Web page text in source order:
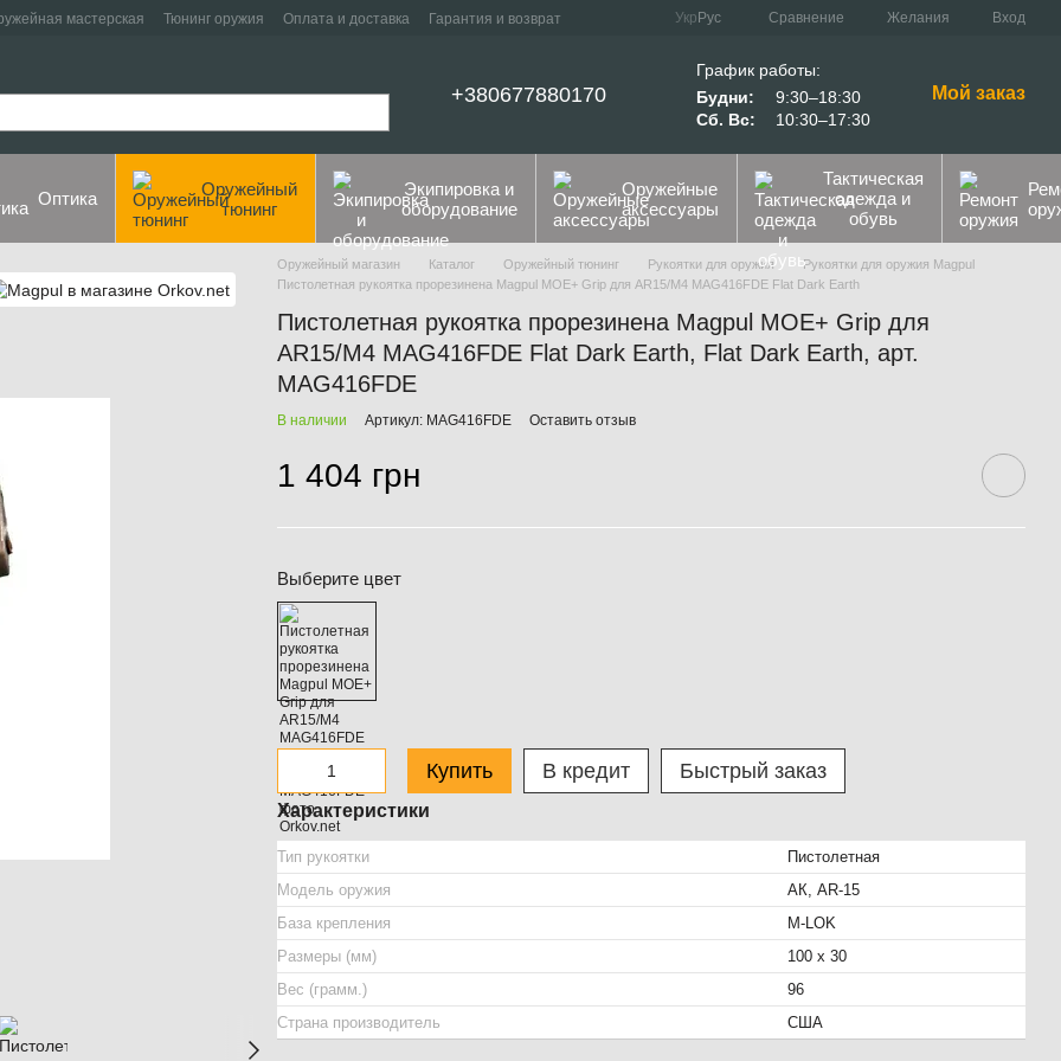
мастерская Тюнинг оружия Оплата и доставка
Гарантия и возврат
Укр Рус Сравнение Желания Вход
+380677880170
График работы:
Будни:
9:30–18:30
Сб. Вс:
10:30–17:30
Мой заказ
Оптика
Оружейный
тюнинг
Экипировка и
оборудование
Оружейные
аксессуары
Тактическая
одежда и
обувь
Оружейный магазин Каталог Оружейный тюнинг Рукоятки для оружия
Рукоятки для оружия Magpul
Пистолетная рукоятка прорезинена Magpul MOE+ Grip для AR15/M4 MAG416FDE Flat Dark Earth
Пистолетная рукоятка прорезинена Magpul MOE+ Grip для
AR15/M4 MAG416FDE Flat Dark Earth, Flat Dark Earth, арт.
MAG416FDE
В наличии Артикул: MAG416FDE Оставить отзыв
1 404 грн
Выберите цвет
Купить В кредит Быстрый заказ
Характеристики
Тип рукоятки
Пистолетная
Модель оружия
АК, AR-15
База крепления
M-LOK
Размеры (мм)
100 х 30
Вес (грамм.)
96
Страна производитель
США